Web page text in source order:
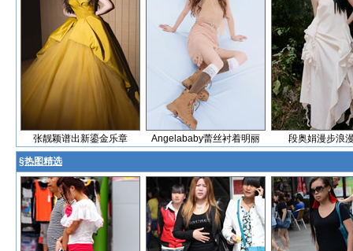
张靓颖谱出新鎏金乐章 Angelababy蕾丝衬着明丽 段奥娟漫步浪
§热图精选